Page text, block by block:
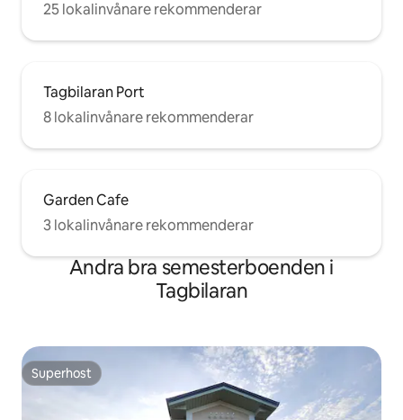
25 lokalinvånare rekommenderar
Tagbilaran Port
8 lokalinvånare rekommenderar
Garden Cafe
3 lokalinvånare rekommenderar
Andra bra semesterboenden i
Tagbilaran
Superhost
Superhost